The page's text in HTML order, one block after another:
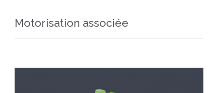
Motorisation associée